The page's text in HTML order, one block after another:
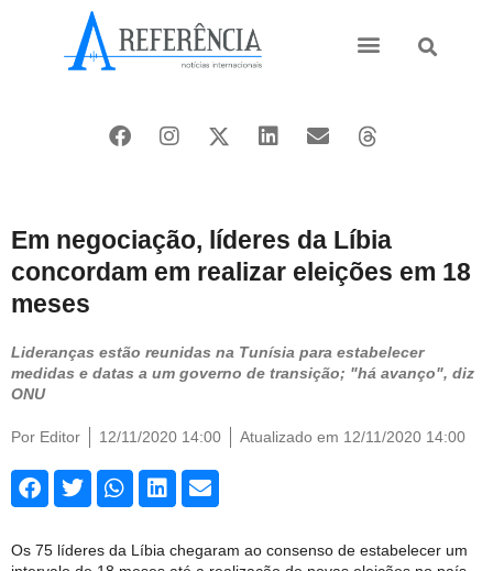
Em negociação, líderes da Líbia
concordam em realizar eleições em 18
meses
Lideranças estão reunidas na Tunísia para estabelecer
medidas e datas a um governo de transição; "há avanço", diz
ONU
Por Editor 12/11/2020 14:00 Atualizado em 12/11/2020 14:00
Os 75 líderes da Líbia chegaram ao consenso de estabelecer um